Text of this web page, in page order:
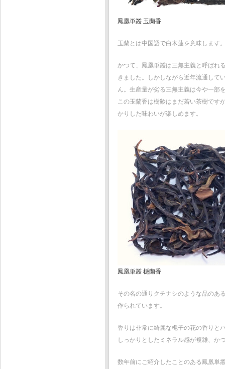
鳳凰単叢 玉蘭香
玉蘭とは中国語で白木蓮を意味します
かつて、鳳凰単叢は三無主義と呼ばれ
きました。しかしながら近年流通して
ん。生産量が劣る三無主義は今や一部
この玉蘭香は樹齢はまだ若い茶樹です
かりした味わいが楽しめます。
鳳凰単叢 梔蘭香
その名の通りクチナシのような品のあ
作られています。
香りは非常に綺麗な梔子の花の香りと
しっかりとしたミネラル感が複雑、か
数年前にご紹介したことのある鳳凰単